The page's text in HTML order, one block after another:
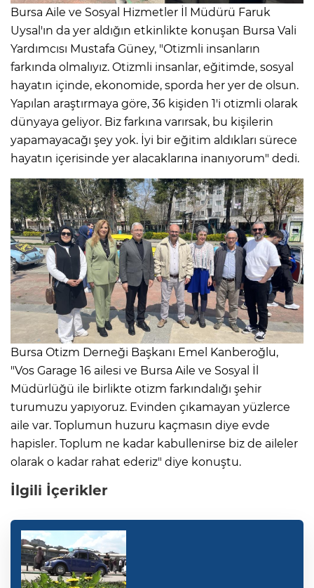
Bursa Aile ve Sosyal Hizmetler İl Müdürü Faruk
Uysal'ın da yer aldığın etkinlikte konuşan Bursa Vali
Yardımcısı Mustafa Güney, "Otizmli insanların
farkında olmalıyız. Otizmli insanlar, eğitimde, sosyal
hayatın içinde, ekonomide, sporda her yer de olsun.
Yapılan araştırmaya göre, 36 kişiden 1'i otizmli olarak
dünyaya geliyor. Biz farkına varırsak, bu kişilerin
yapamayacağı şey yok. İyi bir eğitim aldıkları sürece
hayatın içerisinde yer alacaklarına inanıyorum" dedi.
Bursa Otizm Derneği Başkanı Emel Kanberoğlu,
"Vos Garage 16 ailesi ve Bursa Aile ve Sosyal İl
Müdürlüğü ile birlikte otizm farkındalığı şehir
turumuzu yapıyoruz. Evinden çıkamayan yüzlerce
aile var. Toplumun huzuru kaçmasın diye evde
hapisler. Toplum ne kadar kabullenirse biz de aileler
olarak o kadar rahat ederiz" diye konuştu.
İlgili İçerikler